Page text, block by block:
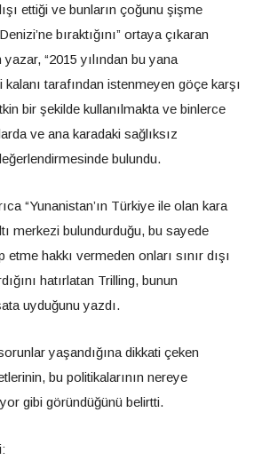
ettiği ve bunların çoğunu şişme
bıraktığını” ortaya çıkaran
“2015 yılından bu yana
kalanı tarafından istenmeyen göçe karşı
bir şekilde kullanılmakta ve binlerce
ve ana karadaki sağlıksız
bulundu.
“Yunanistan’ın Türkiye ile olan kara
merkezi bulundurduğu, bu sayede
etme hakkı vermeden onları sınır dışı
hatırlatan Trilling, bunun
uyduğunu yazdı.
yaşandığına dikkati çeken
bu politikalarının nereye
gibi göründüğünü belirtti.